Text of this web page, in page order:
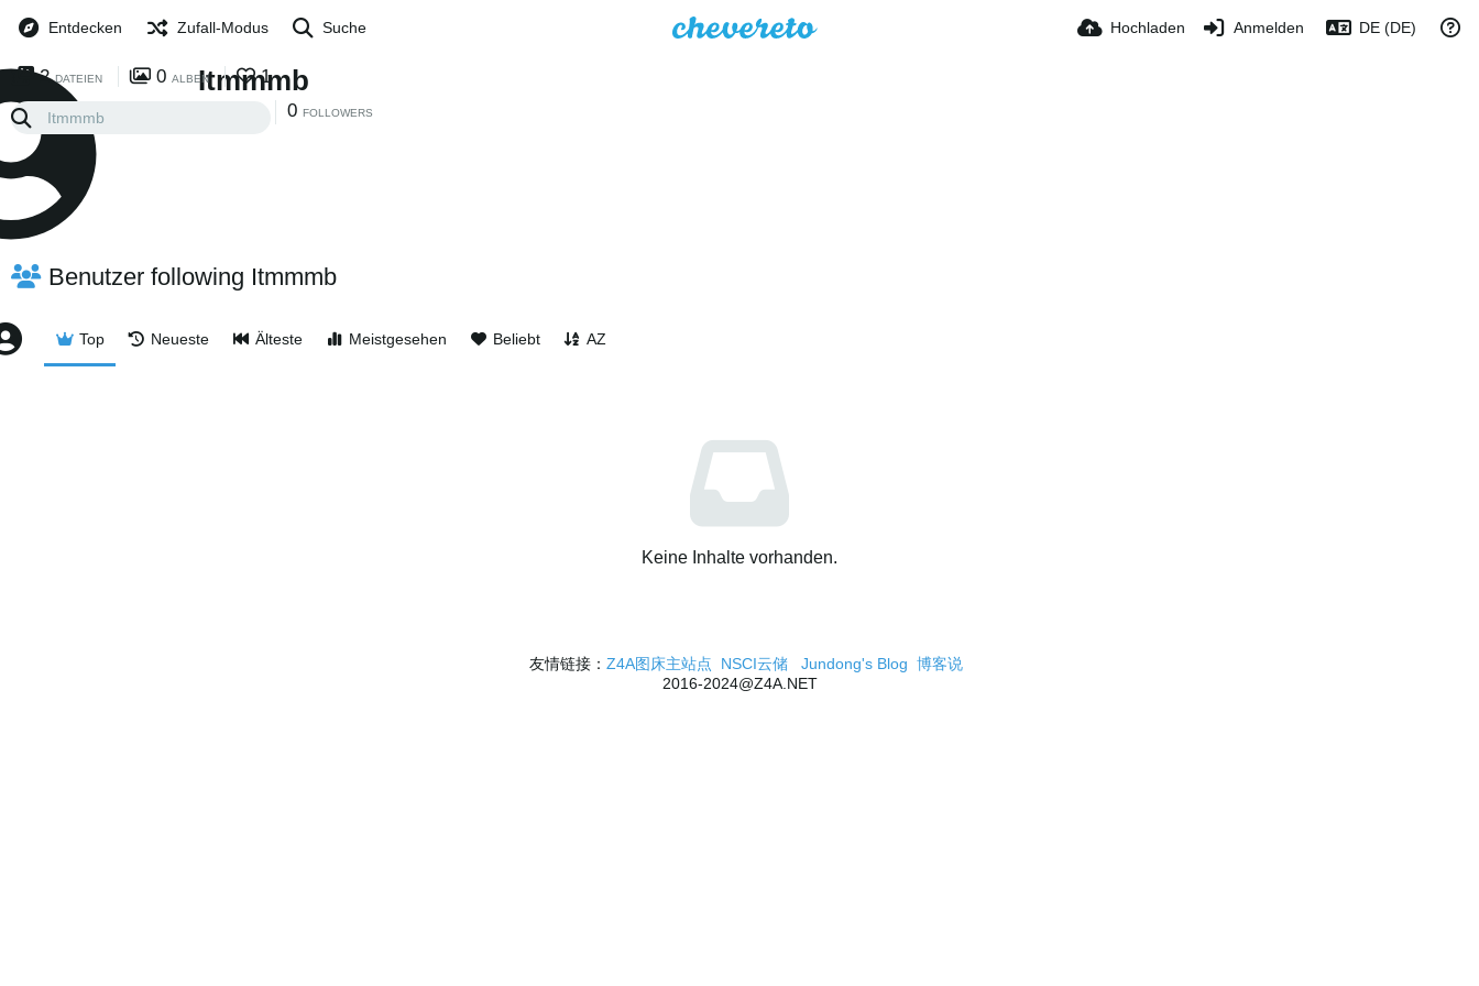
Entdecken Zufall-Modus Suche Hochladen Anmelden DE (DE)
Itmmmb
0 FOLLOWERS
2 DATEIEN 0 ALBEN 1
Benutzer following Itmmmb
Top Neueste Älteste Meistgesehen Beliebt AZ
Keine Inhalte vorhanden.
友情链接： Z4A图床主站点 NSCI云储 Jundong's Blog 博客说
2016-2024@Z4A.NET